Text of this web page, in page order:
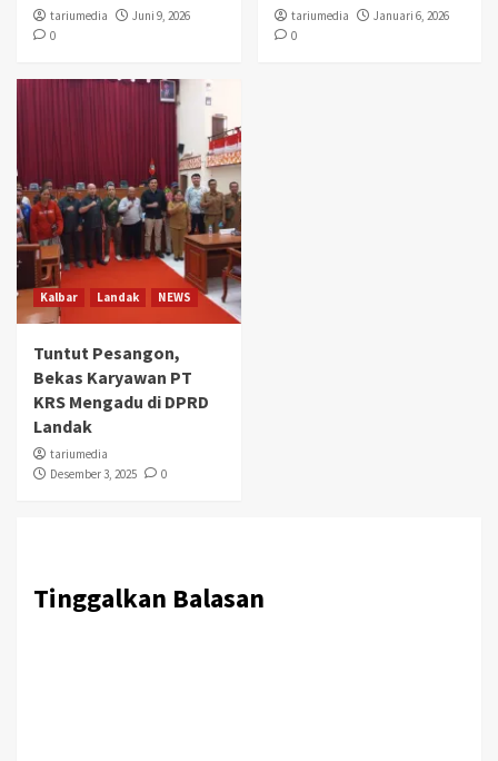
tariumedia
Juni 9, 2026
0
tariumedia
Januari 6, 2026
0
Kalbar Landak NEWS
Tuntut Pesangon,
Bekas Karyawan PT
KRS Mengadu di DPRD
Landak
tariumedia
Desember 3, 2025
0
Tinggalkan Balasan